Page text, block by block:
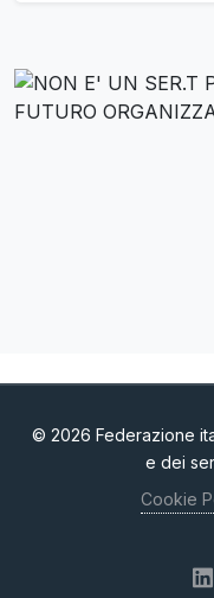
© 2026 Federazione
e dei
Cookie